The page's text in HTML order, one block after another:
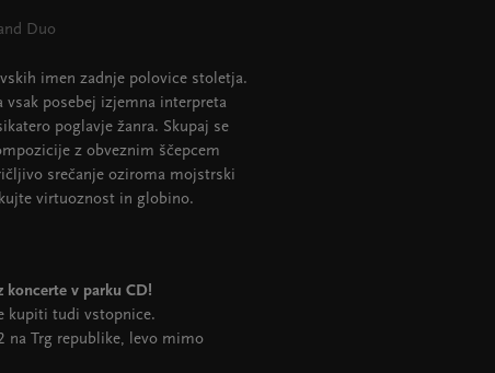
Duo
imen zadnje polovice stoletja.
posebej izjemna interpreta
poglavje žanra. Skupaj se
z obveznim ščepcem
srečanje oziroma mojstrski
virtuoznost in globino.
v parku CD!
kupiti tudi vstopnice.
na Trg republike, levo mimo